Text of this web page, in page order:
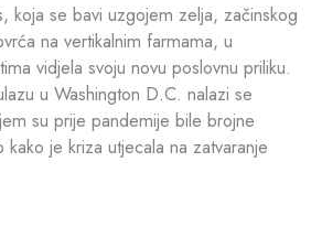
koja se bavi uzgojem zelja, začinskog
na vertikalnim farmama, u
vidjela svoju novu poslovnu priliku.
u Washington D.C. nalazi se
su prije pandemije bile brojne
je kriza utjecala na zatvaranje